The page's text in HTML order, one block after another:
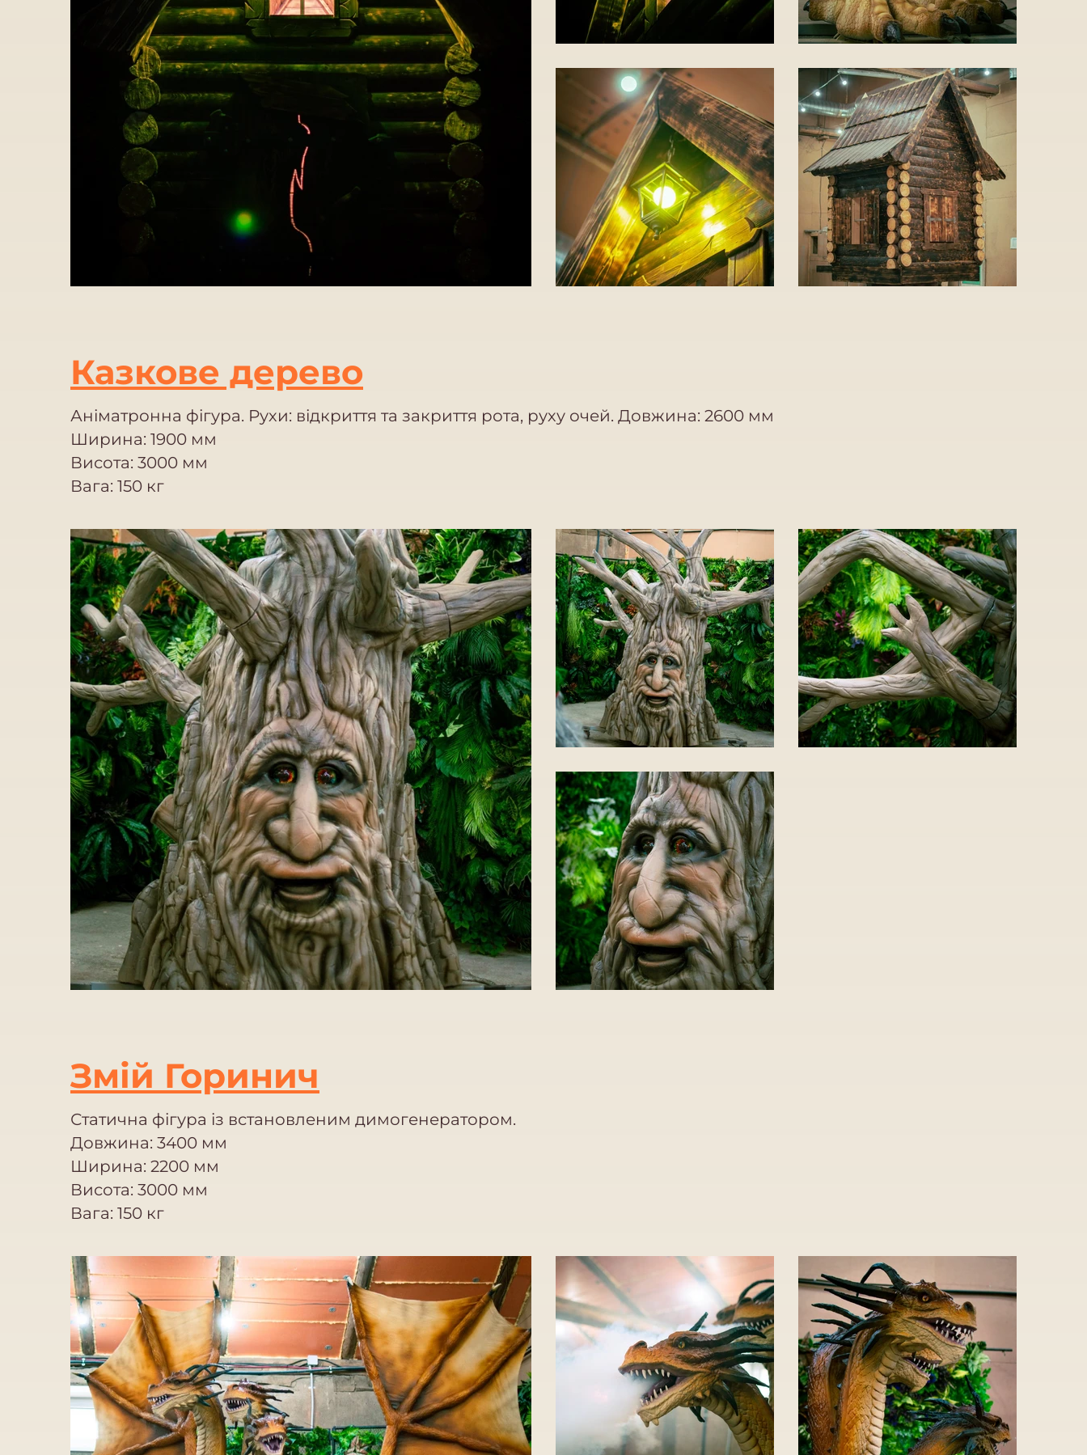
Казкове дерево
Аніматронна фігура. Рухи: відкриття та закриття рота, руху очей. Довжина: 2600 мм
Ширина: 1900 мм
Висота: 3000 мм
Вага: 150 кг
Змій Горинич
Статична фігура із встановленим димогенератором.
Довжина: 3400 мм
Ширина: 2200 мм
Висота: 3000 мм
Вага: 150 кг